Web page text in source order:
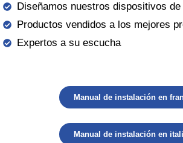
Diseñamos nuestros dispositivos
Productos vendidos a los mejores
Expertos a su escucha
Manual de instalación en
Manual de instalación en